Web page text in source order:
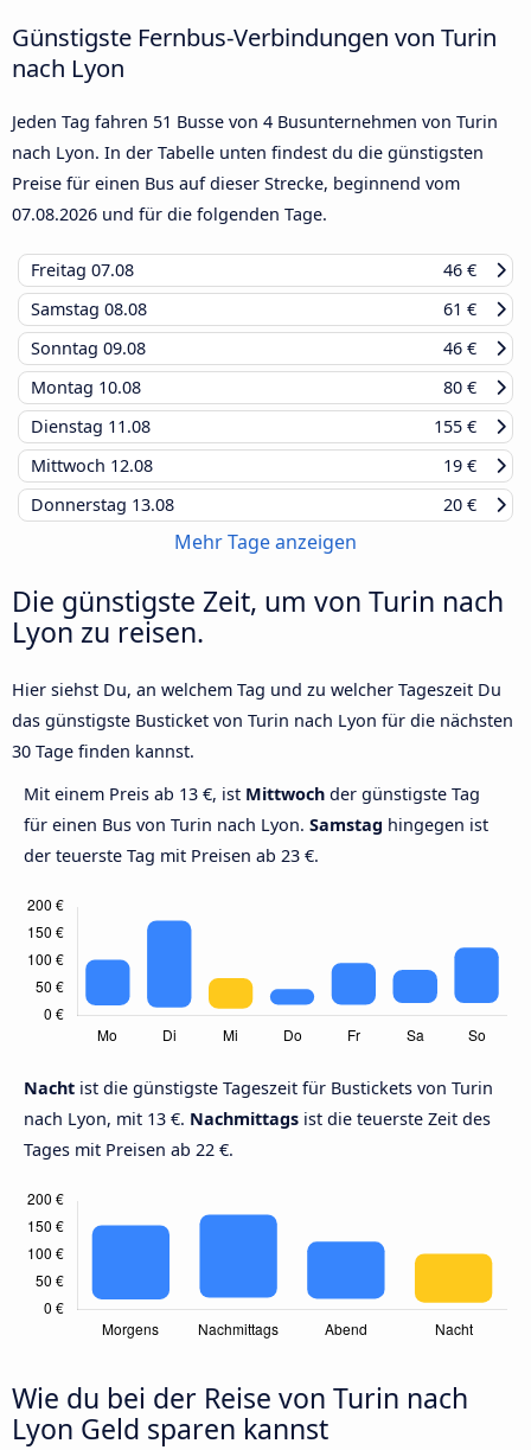
Günstigste Fernbus-Verbindungen von Turin
nach Lyon
Jeden Tag fahren 51 Busse von 4 Busunternehmen von Turin
nach Lyon. In der Tabelle unten findest du die günstigsten
Preise für einen Bus auf dieser Strecke, beginnend vom
07.08.2026 und für die folgenden Tage.
Freitag 07.08
46 €
Samstag 08.08
61 €
Sonntag 09.08
46 €
Montag 10.08
80 €
Dienstag 11.08
155 €
Mittwoch 12.08
19 €
Donnerstag 13.08 20 €
Mehr Tage anzeigen
Die günstigste Zeit, um von Turin nach
Lyon zu reisen.
Hier siehst Du, an welchem Tag und zu welcher Tageszeit Du
das günstigste Busticket von Turin nach Lyon für die nächsten
30 Tage finden kannst.
Mit einem Preis ab 13 €, ist Mittwoch der günstigste Tag
für einen Bus von Turin nach Lyon. Samstag hingegen ist
der teuerste Tag mit Preisen ab 23 €.
Nacht ist die günstigste Tageszeit für Bustickets von Turin
nach Lyon, mit 13 €. Nachmittags ist die teuerste Zeit des
Tages mit Preisen ab 22 €.
Wie du bei der Reise von Turin nach
Lyon Geld sparen kannst